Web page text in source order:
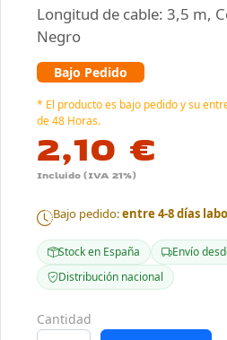
Longitud de cable: 3,5 m,
Negro
Bajo Pedido
* El producto es bajo pedido y su
de 48 Horas.
2,10 €
Incluido (IVA 21%)
Bajo pedido:entre 4-8 días
Stock en España
Envío
Distribución nacional
Cantidad